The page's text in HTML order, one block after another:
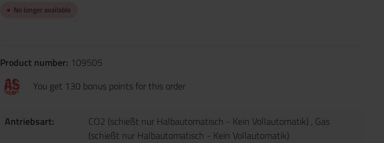
No longer available
Product number: 109505
You get 130 bonus points for this order
Antriebsart: CO2 (schießt nur Halbautomatisch - Kein Vollautomatik) , Gas
(schießt nur Halbautomatisch - Kein Vollautomatik)